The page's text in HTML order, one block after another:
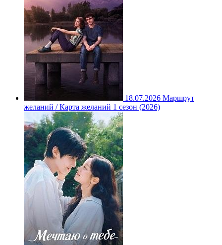
18.07.2026 Маршрут
желаний / Карта желаний 1 сезон (2026)